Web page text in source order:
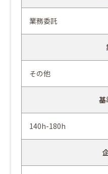
業務委託
その他
基
140h-180h